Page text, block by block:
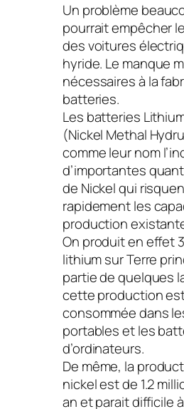
Un problème
pourrait empêcher
des voitures
hyride. Le manque
nécessaires à la
batteries.
Les batteries
(Nickel Methal
comme leur nom
d’importantes
de Nickel qui
rapidement les
production
On produit en effet
lithium sur Terre
partie de quelques
cette production
consommée dans
portables et les
d’ordinateurs.
De même, la
nickel est de 1.2
an et parait difficile